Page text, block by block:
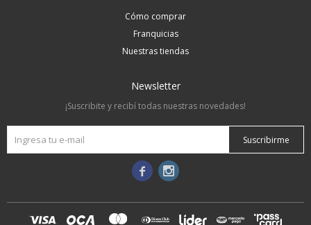
Cómo comprar
Franquicias
Nuestras tiendas
Newsletter
¡Suscribite y recibí todas nuestras novedades!
Suscribirme
 